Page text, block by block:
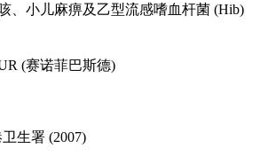
、小儿麻痹及乙型流感嗜血杆菌 (Hib)
(赛诺菲巴斯德)
生署 (2007)